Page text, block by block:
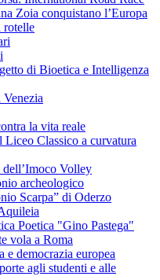
Zoia conquistano l’Europa
rotelle
di Bioetica e Intelligenza
la vita reale
Liceo Classico a curvatura
Volley
archeologico
Scarpa” di Oderzo
Poetica "Gino Pastega"
vola a Roma
e democrazia europea
agli studenti e alle